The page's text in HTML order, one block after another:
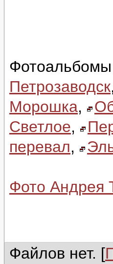
Петрозаводск,
Морошка,
Светлое,
перевал,
Фото Андрея
Файлов нет. [